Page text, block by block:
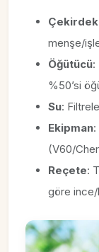
Çekirdek
menşe/
Öğütücü:
%50’si
Su:
Ekipman:
(V60/
Reçete:
göre ince/